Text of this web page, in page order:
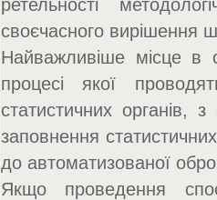
ретельності
своєчасного вирішення
Найважливіше місце в
процесі якої
статистичних органів,
заповнення
до автоматизованої
Якщо проведення